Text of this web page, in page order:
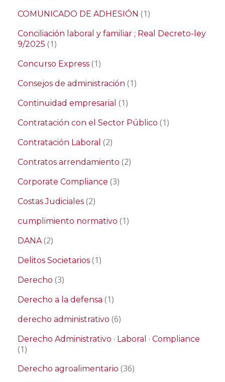
COMUNICADO DE ADHESIÓN (1)
Conciliación laboral y familiar ; Real Decreto-ley
9/2025 (1)
Concurso Express (1)
Consejos de administración (1)
Continuidad empresarial (1)
Contratación con el Sector Público (1)
Contratación Laboral (2)
Contratos arrendamiento (2)
Corporate Compliance (3)
Costas Judiciales (2)
cumplimiento normativo (1)
DANA(2)
Delitos Societarios (1)
Derecho (3)
Derecho a la defensa (1)
derecho administrativo (6)
Derecho Administrativo · Laboral · Compliance
(1)
Derecho agroalimentario (36)